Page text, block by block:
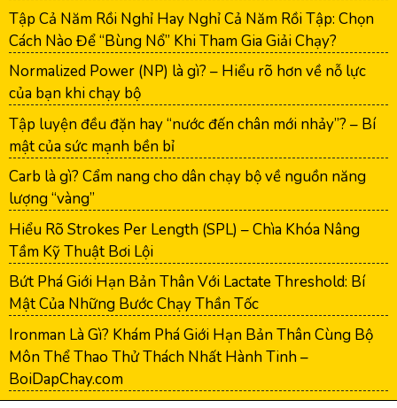
Tập Cả Năm Rồi Nghỉ Hay Nghỉ Cả Năm Rồi Tập: Chọn
Cách Nào Để “Bùng Nổ” Khi Tham Gia Giải Chạy?
Normalized Power (NP) là gì? – Hiểu rõ hơn về nỗ lực
của bạn khi chạy bộ
Tập luyện đều đặn hay “nước đến chân mới nhảy”? – Bí
mật của sức mạnh bền bỉ
Carb là gì? Cẩm nang cho dân chạy bộ về nguồn năng
lượng “vàng”
Hiểu Rõ Strokes Per Length (SPL) – Chìa Khóa Nâng
Tầm Kỹ Thuật Bơi Lội
Bứt Phá Giới Hạn Bản Thân Với Lactate Threshold: Bí
Mật Của Những Bước Chạy Thần Tốc
Ironman Là Gì? Khám Phá Giới Hạn Bản Thân Cùng Bộ
Môn Thể Thao Thử Thách Nhất Hành Tinh –
BoiDapChay.com